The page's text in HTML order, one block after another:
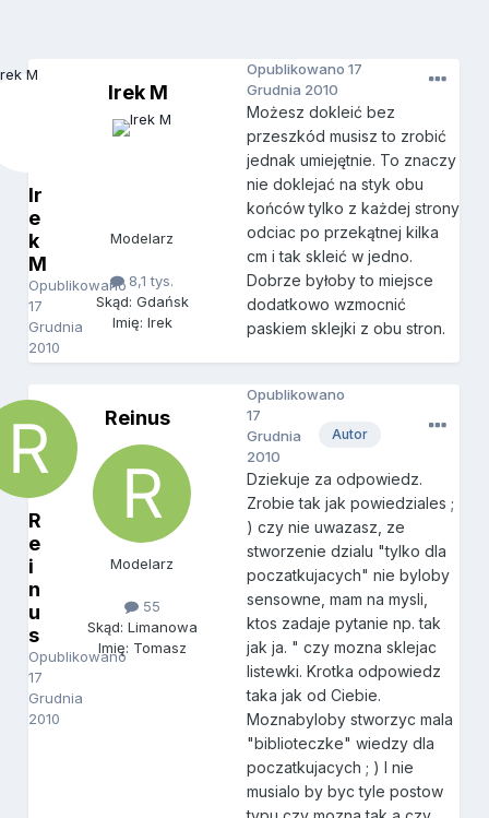
Ir
e
k
M
Opublikowano
17
Grudnia
2010
Irek M
Modelarz
8,1 tys.
Skąd: Gdańsk
Imię: Irek
Opublikowano17
Grudnia 2010
Możesz dokleić bez
przeszkód musisz to zrobić
jednak umiejętnie. To znaczy
nie doklejać na styk obu
końców tylko z każdej strony
odciac po przekątnej kilka
cm i tak skleić w jedno.
Dobrze byłoby to miejsce
dodatkowo wzmocnić
paskiem sklejki z obu stron.
R
e
i
n
u
s
Opublikowano
17
Grudnia
2010
Reinus
Modelarz
55
Skąd: Limanowa
Imię: Tomasz
Autor
Opublikowano
17
Grudnia
2010
Dziekuje za odpowiedz.
Zrobie tak jak powiedziales ;
) czy nie uwazasz, ze
stworzenie dzialu "tylko dla
poczatkujacych" nie byloby
sensowne, mam na mysli,
ktos zadaje pytanie np. tak
jak ja. " czy mozna sklejac
listewki. Krotka odpowiedz
taka jak od Ciebie.
Moznabyloby stworzyc mala
"biblioteczke" wiedzy dla
poczatkujacych ; ) I nie
musialo by byc tyle postow